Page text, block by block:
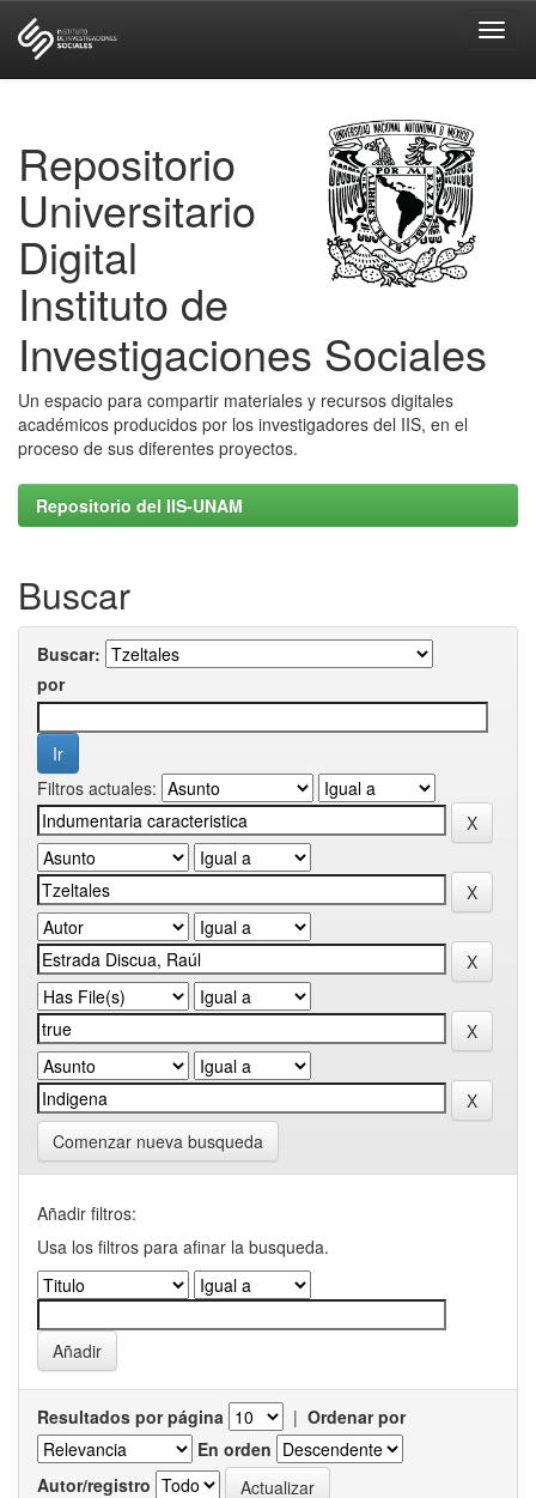
Repositorio
Universitario
Digital
Instituto de
Investigaciones Sociales
Un espacio para compartir materiales y recursos digitales
académicos producidos por los investigadores del IIS, en el
proceso de sus diferentes proyectos.
Repositorio del IIS-UNAM
Buscar
Buscar:
por
Filtros actuales:
Comenzar nueva busqueda
Añadir filtros:
Usa los filtros para afinar la busqueda.
Resultados por página | Ordenar por
En orden
Autor/registro